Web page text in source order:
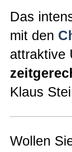
Das
mit den
attraktive
Klaus
Wollen